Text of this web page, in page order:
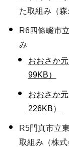
た取組み（森
R6四條畷市
み
おおさか
99KB）
おおさか
226KB）
R5門真市立
取組み（株式